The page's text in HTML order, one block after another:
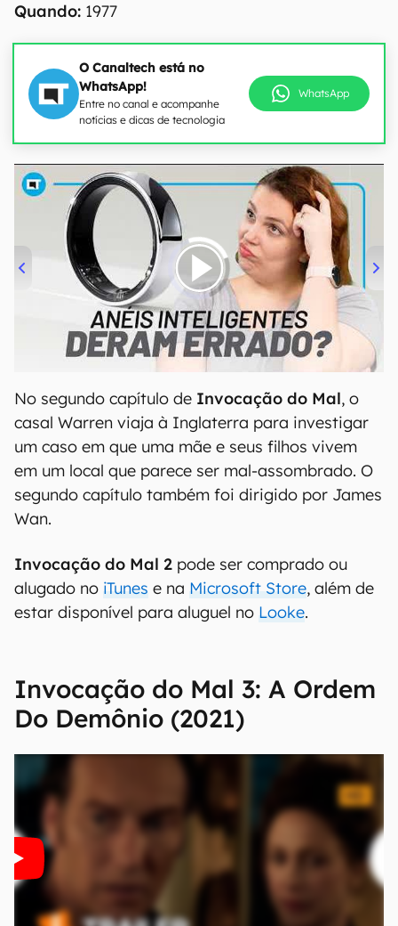
Quando: 1977
O Canaltech está no
WhatsApp!
Entre no canal e acompanhe
notícias e dicas de tecnologia
WhatsApp
00:00/21:11
No segundo capítulo de Invocação do Mal, o
casal Warren viaja à Inglaterra para investigar
um caso em que uma mãe e seus filhos vivem
em um local que parece ser mal-assombrado. O
segundo capítulo também foi dirigido por James
Wan.
Invocação do Mal 2 pode ser comprado ou
alugado no iTunes e na Microsoft Store, além de
estar disponível para aluguel no Looke.
Invocação do Mal 3: A Ordem
Do Demônio (2021)